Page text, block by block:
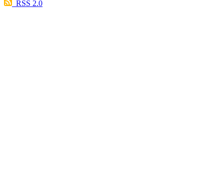
RSS 2.0